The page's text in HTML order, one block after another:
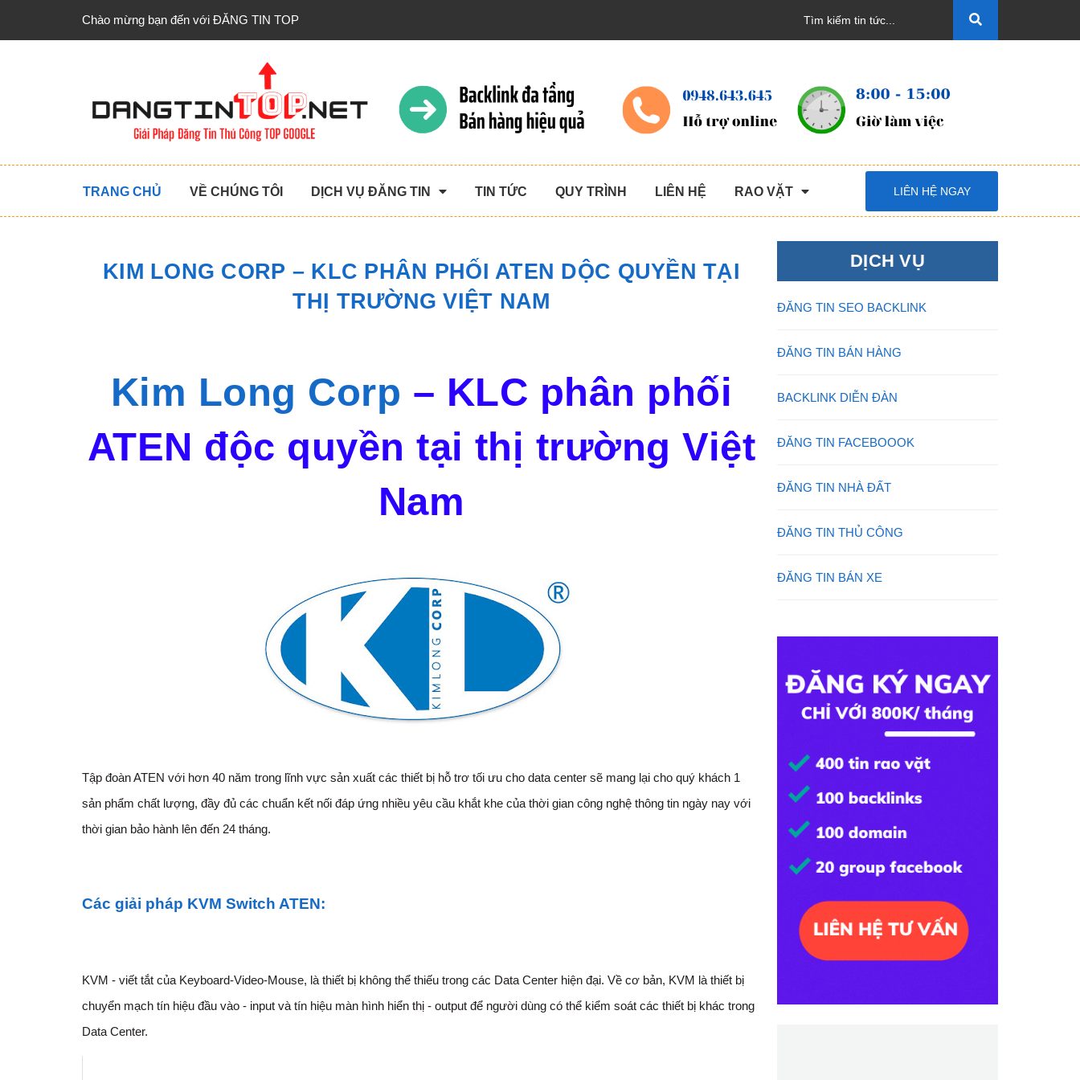
Chào mừng bạn đến với ĐĂNG TIN TOP
TRANG CHỦ VỀ CHÚNG TÔI DỊCH VỤ ĐĂNG TIN TIN TỨC QUY TRÌNH LIÊN HỆ RAO VẶT LIÊN HỆ NGAY
KIM LONG CORP – KLC PHÂN PHỐI ATEN DỘC QUYỀN TẠI
THỊ TRƯỜNG VIỆT NAM
Kim Long Corp – KLC phân phối
ATEN độc quyền tại thị trường Việt
Nam
Tập đoàn ATEN với hơn 40 năm trong lĩnh vực sản xuất các thiết bị hỗ trơ tối ưu cho data center sẽ mang lại cho quý khách 1
sản phẩm chất lượng, đầy đủ các chuẩn kết nối đáp ứng nhiều yêu cầu khắt khe của thời gian công nghệ thông tin ngày nay với
thời gian bảo hành lên đến 24 tháng.
Các giải pháp KVM Switch ATEN:
KVM - viết tắt của Keyboard-Video-Mouse, là thiết bị không thể thiếu trong các Data Center hiện đại. Về cơ bản, KVM là thiết bị
chuyển mạch tín hiệu đầu vào - input và tín hiệu màn hình hiển thị - output để người dùng có thể kiểm soát các thiết bị khác trong
Data Center.
DỊCH VỤ
ĐĂNG TIN SEO BACKLINK
ĐĂNG TIN BÁN HÀNG
BACKLINK DIỄN ĐÀN
ĐĂNG TIN FACEBOOOK
ĐĂNG TIN NHÀ ĐẤT
ĐĂNG TIN THỦ CÔNG
ĐĂNG TIN BÁN XE